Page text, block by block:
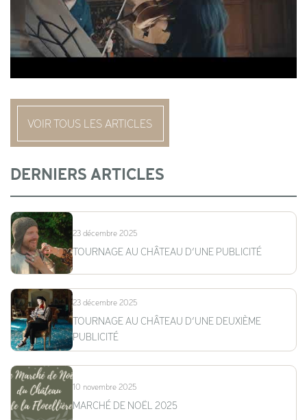
VOIR TOUS LES ARTICLES
DERNIERS ARTICLES
23 décembre 2025
TOURNAGE AU CHÂTEAU D’UNE PUBLICITÉ
23 décembre 2025
TOURNAGE AU CHÂTEAU D’UNE DEUXIÈME
PUBLICITÉ
10 novembre 2025
MARCHÉ DE NOËL 2025